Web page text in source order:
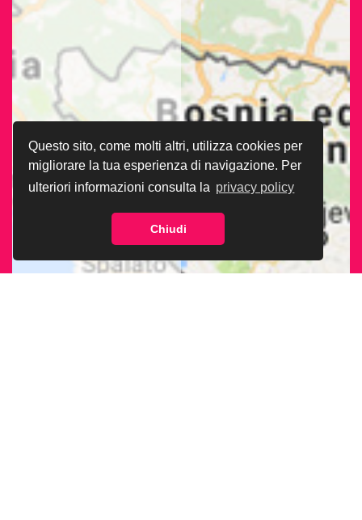
Questo sito, come molti altri, utilizza cookies per
migliorare la tua esperienza di navigazione. Per
ulteriori informazioni consulta la privacy policy
Chiudi